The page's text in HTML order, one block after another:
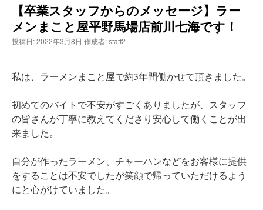
【卒業スタッフからのメッセージ】ラー
メンまこと屋平野馬場店前川七海です！
投稿日:2022年3月8日 作成者:staff2
私は、ラーメンまこと屋で約3年間働かせて頂きました。
初めてのバイトで不安がすごくありましたが、スタッフ
の皆さんが丁寧に教えてくださり安心して働くことが出
来ました。
自分が作ったラーメン、チャーハンなどをお客様に提供
をすることは不安でしたが笑顔で帰っていただけるよう
にと心がけていました。